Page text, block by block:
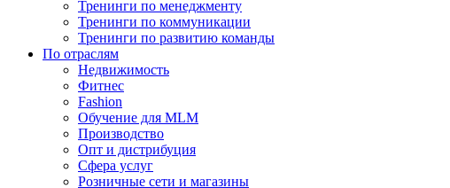
Тренинги по менеджменту
Тренинги по коммуникации
Тренинги по развитию команды
По отраслям
Недвижимость
Фитнес
Fashion
Обучение для MLM
Производство
Опт и дистрибуция
Сфера услуг
Розничные сети и магазины